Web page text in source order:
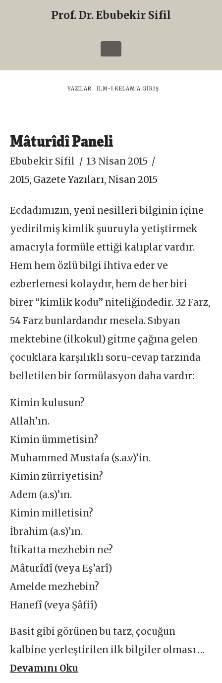
Sifil
Prof. Dr. Ebubekir Sifil
Navigation
HOME
YAZILAR İLM-I KELAM'A GIRIŞ
Mâturîdî Paneli
Ebubekir Sifil
13 Nisan 2015
2015, Gazete Yazıları, Nisan 2015
Ecdadımızın, yeni nesilleri bilginin içine
yedirilmiş kimlik şuuruyla yetiştirmek
amacıyla formüle ettiği kalıplar vardır.
Hem hem özlü bilgi ihtiva eder ve
ezberlemesi kolaydır, hem de her biri
birer “kimlik kodu” niteliğindedir. 32 Farz,
54 Farz bunlardandır mesela. Sıbyan
mektebine (ilkokul) gitme çağına gelen
çocuklara karşılıklı soru-cevap tarzında
belletilen bir formülasyon daha vardır:
Kimin kulusun?
Allah’ın.
Kimin ümmetisin?
Muhammed Mustafa (s.a.v)’in.
Kimin zürriyetisin?
Adem (a.s)’ın.
Kimin milletisin?
İbrahim (a.s)’ın.
İtikatta mezhebin ne?
Mâturîdî (veya Eş’arî)
Amelde mezhebin?
Hanefî (veya Şâfiî)
Basit gibi görünen bu tarz, çocuğun
kalbine yerleştirilen ilk bilgiler olması …
Devamını Oku